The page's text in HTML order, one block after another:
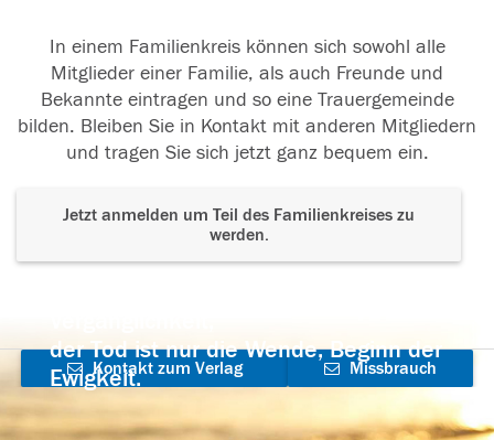
In einem Familienkreis können sich sowohl alle
Mitglieder einer Familie, als auch Freunde und
Bekannte eintragen und so eine Trauergemeinde
bilden. Bleiben Sie in Kontakt mit anderen Mitgliedern
und tragen Sie sich jetzt ganz bequem ein.
Jetzt anmelden um Teil des Familienkreises zu
werden.
der Tod ist nur die Wende, Beginn der
Ewigkeit.
Kontakt zum Verlag
aufnehmen
Missbrauch